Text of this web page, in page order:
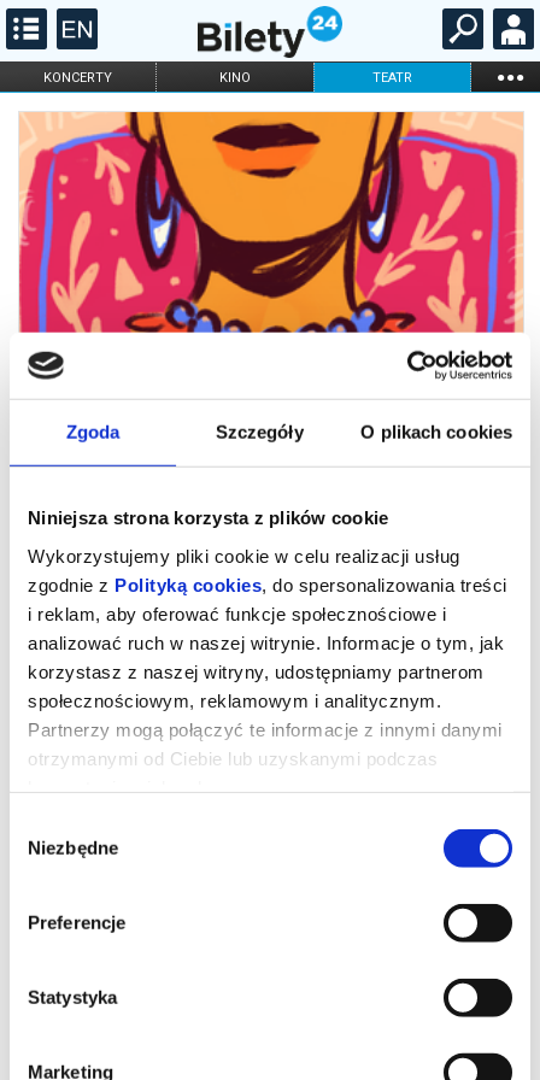
Zgoda Szczegóły O plikach cookies
Niniejsza strona korzysta z plików cookie
Wykorzystujemy pliki cookie w celu realizacji usług
zgodnie z Polityką cookies , do spersonalizowania treści
i reklam, aby oferować funkcje społecznościowe i
analizować ruch w naszej witrynie. Informacje o tym, jak
korzystasz z naszej witryny, udostępniamy partnerom
społecznościowym, reklamowym i analitycznym.
Partnerzy mogą połączyć te informacje z innymi danymi
otrzymanymi od Ciebie lub uzyskanymi podczas
zgody
Niezbędne
Preferencje
Statystyka
Marketing
KONCERTY KINO TEATR ...
FILHARMONIA OPERA I BALET
STAND-UP
DLA DZIECI
ONLINE KARNETY
*******
potwierdzony komunikatem wysyłanym na adres e-mail, podany
podczas zakupu.